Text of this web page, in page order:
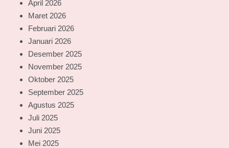
April 2026
Maret 2026
Februari 2026
Januari 2026
Desember 2025
November 2025
Oktober 2025
September 2025
Agustus 2025
Juli 2025
Juni 2025
Mei 2025